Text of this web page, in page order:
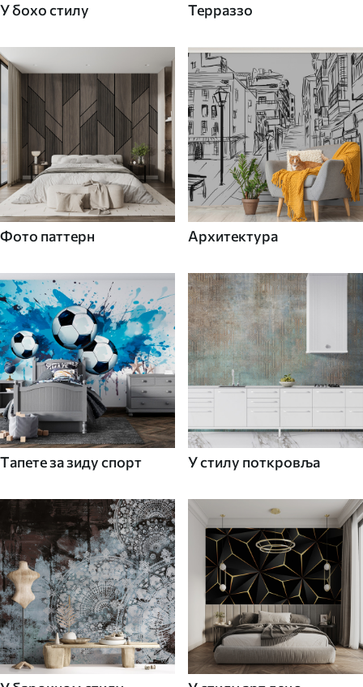
У бохо стилу Терраззо
Фото паттерн Архитектура
Tапете за зиду спорт У стилу поткровља